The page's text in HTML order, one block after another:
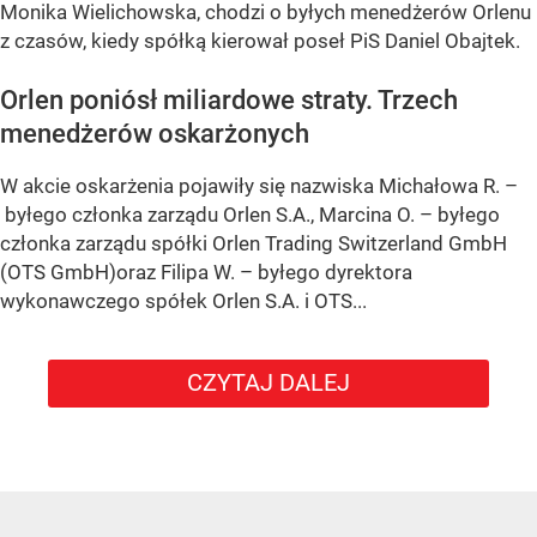
Monika Wielichowska, chodzi o byłych menedżerów Orlenu
z czasów, kiedy spółką kierował poseł PiS Daniel Obajtek.
Orlen poniósł miliardowe straty. Trzech
menedżerów oskarżonych
W akcie oskarżenia pojawiły się nazwiska Michałowa R. –
byłego członka zarządu Orlen S.A., Marcina O. – byłego
członka zarządu spółki Orlen Trading Switzerland GmbH
(OTS GmbH)oraz Filipa W. – byłego dyrektora
wykonawczego spółek Orlen S.A. i OTS...
CZYTAJ DALEJ